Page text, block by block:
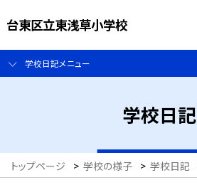
台東区立東浅草小学校
学校日記メニュー
学校日記
トップページ > 学校の様子 > 学校日記